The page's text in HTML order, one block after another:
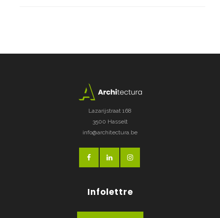
Lazarijstraat 168
3500 Hasselt
info@architectura.be
Infolettre